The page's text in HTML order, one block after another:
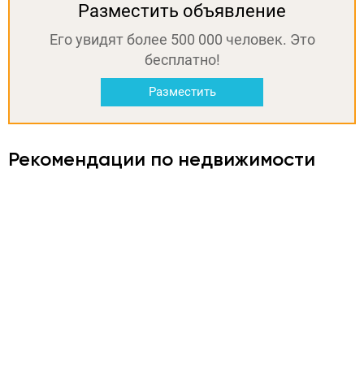
Разместить объявление
Его увидят более 500 000 человек. Это
бесплатно!
Разместить
Рекомендации по недвижимости